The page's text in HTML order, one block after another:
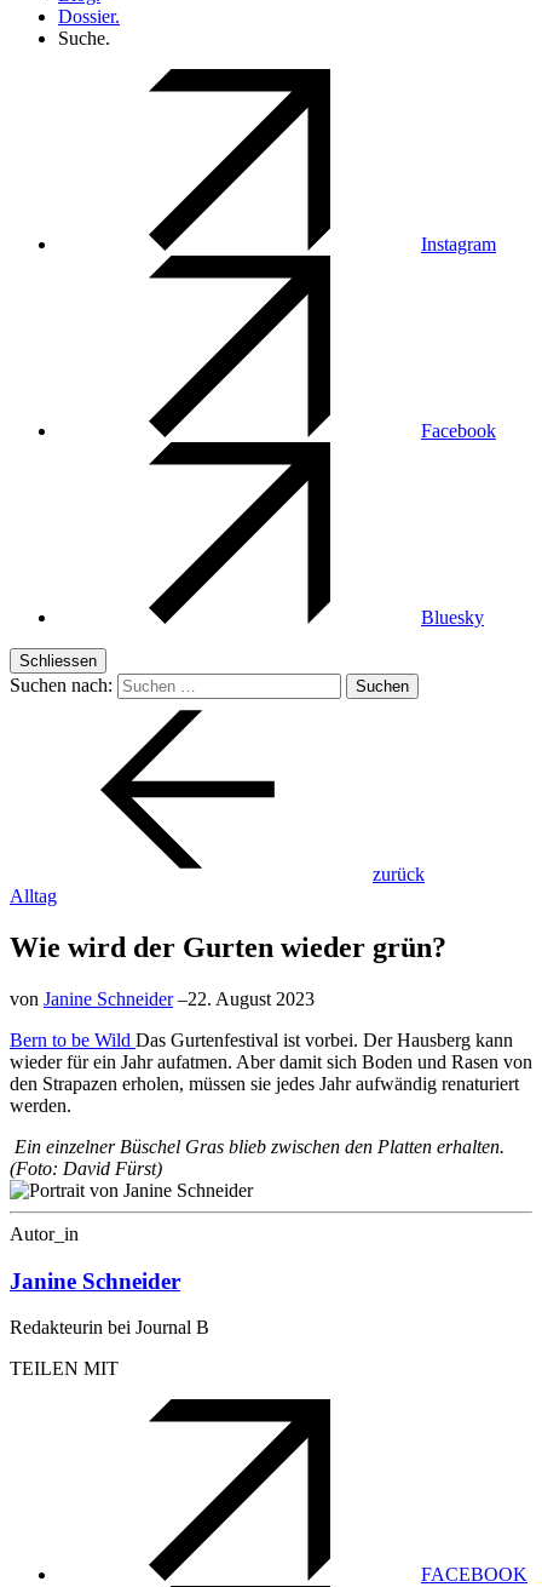
Dossier.
Suche.
Instagram
Facebook
Bluesky
Schliessen
Suchen nach:
zurück
Alltag
Wie wird der Gurten wieder grün?
von Janine Schneider –22. August 2023
Bern to be Wild Das Gurtenfestival ist vorbei. Der Hausberg kann
wieder für ein Jahr aufatmen. Aber damit sich Boden und Rasen von
den Strapazen erholen, müssen sie jedes Jahr aufwändig renaturiert
werden.
Ein einzelner Büschel Gras blieb zwischen den Platten erhalten.
(Foto: David Fürst)
Autor_in
Janine Schneider
Redakteurin bei Journal B
TEILEN MIT
FACEBOOK